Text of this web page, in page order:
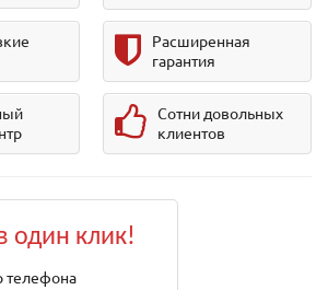
Расширенная
гарантия
Сотни довольных
клиентов
один клик!
телефона